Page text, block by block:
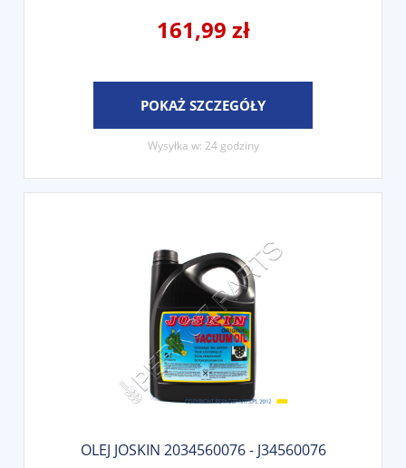
161,99 zł
POKAŻ SZCZEGÓŁY
Wysyłka w: 24 godziny
OLEJ JOSKIN 2034560076 - J34560076